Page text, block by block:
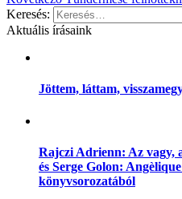
Keresés:
Aktuális írásaink
Jöttem, láttam,
Rajczi Adrienn: Az vagy,
és Serge Golon:
könyvsorozatából